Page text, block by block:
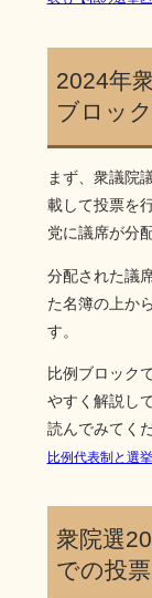
2024年
ブロッ
まず、衆議院
載して投票を
党に議席が分
分配された議
た名簿の上か
す。
比例ブロック
やすく解説し
読んでみてく
比例代表制と選
衆院選
での投